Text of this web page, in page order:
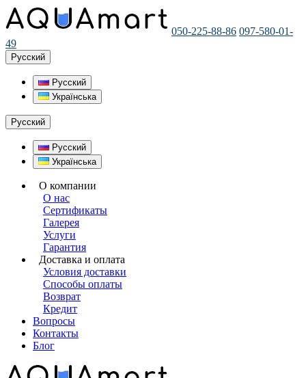
050-225-88-86 097-580-01-
49
Русский
Русский
Українська
Русский
Русский
Українська
О компании
О нас
Сертификаты
Галерея
Услуги
Гарантия
Доставка и оплата
Условия доставки
Способы оплаты
Возврат
Кредит
Вопросы
Контакты
Блог